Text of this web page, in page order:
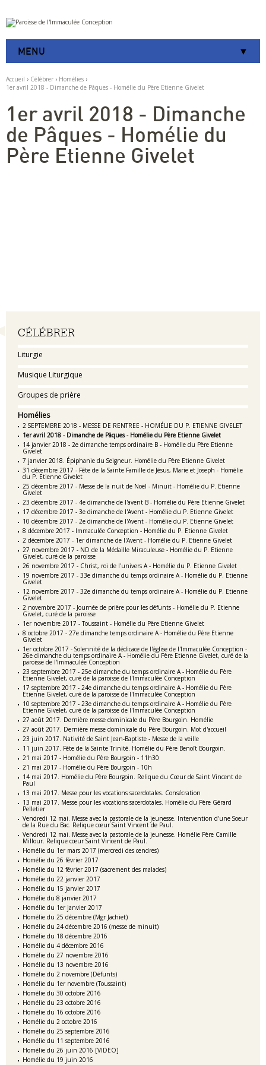
Aller
au
contenu.
à
navigation
Outils
personnels
MENU
Accueil › Célébrer › Homélies ›
1er avril 2018 - Dimanche de Pâques - Homélie du Père Etienne Givelet
Navigation
CÉLÉBRER
Liturgie
Musique Liturgique
Groupes de prière
Homélies
2 SEPTEMBRE 2018 - MESSE DE RENTREE - HOMÉLIE DU P. ETIENNE GIVELET
1er avril 2018 - Dimanche de Pâques - Homélie du Père Etienne Givelet
14 janvier 2018 - 2e dimanche temps ordinaire B - Homélie du Père Etienne
Givelet
7 janvier 2018. Épiphanie du Seigneur. Homélie du Père Etienne Givelet
31 décembre 2017 - Fête de la Sainte Famille de Jésus, Marie et Joseph - Homélie
du P. Etienne Givelet
25 décembre 2017 - Messe de la nuit de Noël - Minuit - Homélie du P. Etienne
Givelet
23 décembre 2017 - 4e dimanche de l'avent B - Homélie du Père Etienne Givelet
17 décembre 2017 - 3e dimanche de l'Avent - Homélie du P. Etienne Givelet
10 décembre 2017 - 2e dimanche de l'Avent - Homélie du P. Etienne Givelet
8 décembre 2017 - Immaculée Conception - Homélie du P. Etienne Givelet
2 décembre 2017 - 1er dimanche de l'Avent - Homélie du P. Etienne Givelet
27 novembre 2017 - ND de la Médaille Miraculeuse - Homélie du P. Etienne
Givelet, curé de la paroisse
26 novembre 2017 - Christ, roi de l'univers A - Homélie du P. Etienne Givelet
19 novembre 2017 - 33e dimanche du temps ordinaire A - Homélie du P. Etienne
Givelet
12 novembre 2017 - 32e dimanche du temps ordinaire A - Homélie du P. Etienne
Givelet
2 novembre 2017 - Journée de prière pour les défunts - Homélie du P. Etienne
Givelet, curé de la paroisse
1er novembre 2017 - Toussaint - Homélie du Père Etienne Givelet
8 octobre 2017 - 27e dimanche temps ordinaire A - Homélie du Père Etienne
Givelet
1er octobre 2017 - Solennité de la dédicace de l'église de l'Immaculée Conception -
26e dimanche du temps ordinaire A - Homélie du Père Etienne Givelet, curé de la
paroisse de l'Immaculée Conception
23 septembre 2017 - 25e dimanche du temps ordinaire A - Homélie du Père
Etienne Givelet, curé de la paroisse de l'Immaculée Conception
17 septembre 2017 - 24e dimanche du temps ordinaire A - Homélie du Père
Etienne Givelet, curé de la paroisse de l'Immaculée Conception
10 septembre 2017 - 23e dimanche du temps ordinaire A - Homélie du Père
Etienne Givelet, curé de la paroisse de l'Immaculée Conception
27 août 2017. Dernière messe dominicale du Père Bourgoin. Homélie
27 août 2017. Dernière messe dominicale du Père Bourgoin. Mot d'accueil
23 juin 2017. Nativité de Saint Jean-Baptiste - Messe de la veille
11 juin 2017. Fête de la Sainte Trinité. Homélie du Père Benoît Bourgoin.
21 mai 2017 - Homélie du Père Bourgoin - 11h30
21 mai 2017 - Homélie du Père Bourgoin - 10h
14 mai 2017. Homélie du Père Bourgoin. Relique du Cœur de Saint Vincent de
Paul
13 mai 2017. Messe pour les vocations sacerdotales. Consécration
13 mai 2017. Messe pour les vocations sacerdotales. Homélie du Père Gérard
Pelletier
Vendredi 12 mai. Messe avec la pastorale de la jeunesse. Intervention d'une Soeur
de la Rue du Bac. Relique cœur Saint Vincent de Paul.
Vendredi 12 mai. Messe avec la pastorale de la jeunesse. Homélie Père Camille
Millour. Relique cœur Saint Vincent de Paul.
Homélie du 1er mars 2017 (mercredi des cendres)
Homélie du 26 février 2017
Homélie du 12 février 2017 (sacrement des malades)
Homélie du 22 janvier 2017
Homélie du 15 janvier 2017
Homélie du 8 janvier 2017
Homélie du 1er janvier 2017
Homélie du 25 décembre (Mgr Jachiet)
Homélie du 24 décembre 2016 (messe de minuit)
Homélie du 18 décembre 2016
Homélie du 4 décembre 2016
Homélie du 27 novembre 2016
Homélie du 13 novembre 2016
Homélie du 2 novembre (Défunts)
Homélie du 1er novembre (Toussaint)
Homélie du 30 octobre 2016
Homélie du 23 octobre 2016
Homélie du 16 octobre 2016
Homélie du 2 octobre 2016
Homélie du 25 septembre 2016
Homélie du 11 septembre 2016
Homélie du 26 juin 2016 [VIDEO]
Homélie du 19 juin 2016
1er avril 2018 - Dimanche
de Pâques - Homélie du
Père Etienne Givelet